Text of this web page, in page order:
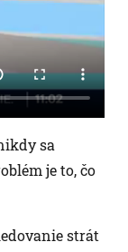
sa
je to, čo
strát